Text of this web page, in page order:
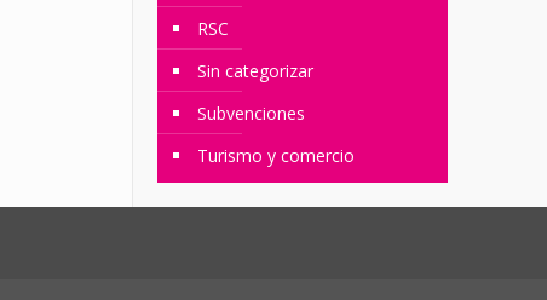
RSC
Sin categorizar
Subvenciones
Turismo y comercio